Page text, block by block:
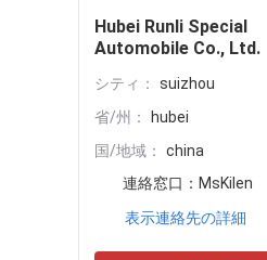
Hubei Runli Special
Automobile Co., Ltd.
シティ：
suizhou
省/州：
hubei
国/地域：
china
連絡窓口： MsKilen
表示連絡先の詳細